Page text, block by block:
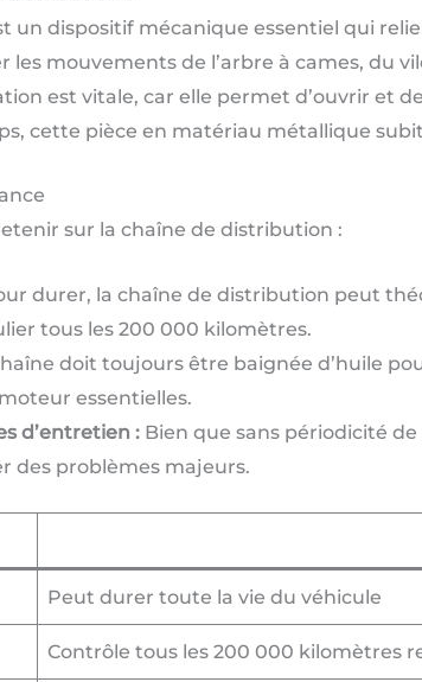
un dispositif mécanique essentiel qui
les mouvements de l’arbre à cames, du
est vitale, car elle permet d’ouvrir et
cette pièce en matériau métallique
sur la chaîne de distribution :
durer, la chaîne de distribution peut
tous les 200 000 kilomètres.
doit toujours être baignée d’huile
essentielles.
d’entretien :Bien que sans périodicité
des problèmes majeurs.
Peut durer toute la vie du véhicule
Contrôle tous les 200 000 kilomètres